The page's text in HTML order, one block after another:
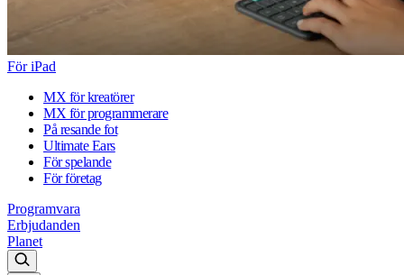
För iPad
MX för kreatörer
MX för programmerare
På resande fot
Ultimate Ears
För spelande
För företag
Programvara
Erbjudanden
Planet